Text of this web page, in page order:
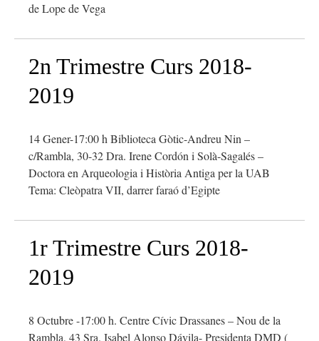
de Lope de Vega
2n Trimestre Curs 2018-
2019
14 Gener-17:00 h Biblioteca Gòtic-Andreu Nin –
c/Rambla, 30-32 Dra. Irene Cordón i Solà-Sagalés –
Doctora en Arqueologia i Història Antiga per la UAB
Tema: Cleòpatra VII, darrer faraó d’Egipte
1r Trimestre Curs 2018-
2019
8 Octubre -17:00 h. Centre Cívic Drassanes – Nou de la
Rambla, 43 Sra. Isabel Alonso Dávila- Presidenta DMD (